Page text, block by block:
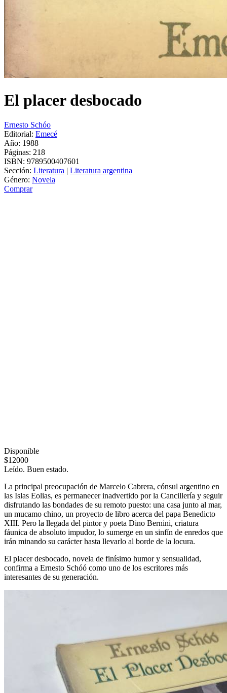
El placer desbocado
Ernesto Schóo
Editorial: Emecé
Año: 1988
Páginas: 218
ISBN: 9789500407601
Sección: Literatura | Literatura argentina
Género: Novela
Comprar
Disponible
$12000
Leído. Buen estado.
La principal preocupación de Marcelo Cabrera, cónsul argentino en
las Islas Eolias, es permanecer inadvertido por la Cancillería y seguir
disfrutando las bondades de su remoto puesto: una casa junto al mar,
un mucamo chino, un proyecto de libro acerca del papa Benedicto
XIII. Pero la llegada del pintor y poeta Dino Bernini, criatura
fáunica de absoluto impudor, lo sumerge en un sinfín de enredos que
irán minando su carácter hasta llevarlo al borde de la locura.
El placer desbocado, novela de finísimo humor y sensualidad,
confirma a Ernesto Schóó como uno de los escritores más
interesantes de su generación.